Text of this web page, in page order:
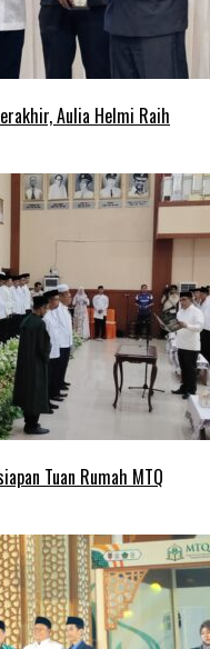
Aulia Helmi Raih
Tuan Rumah MTQ